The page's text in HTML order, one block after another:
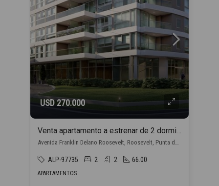
USD 270.000
Venta apartamento a estrenar de 2 dormitorios, en Punta del Este con financiación propia
Avenida Franklin Delano Roosevelt, Roosevelt, Punta del Este
ALP-97735 2 2 66.00
APARTAMENTOS